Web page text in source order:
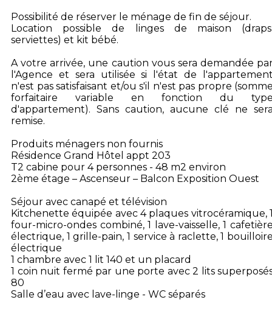
Possibilité de réserver le ménage de fin de séjour.
Location possible de linges de maison
serviettes) et kit bébé.
A votre arrivée, une caution vous sera demandée
l'Agence et sera utilisée si l'état de
n'est pas satisfaisant et/ou s'il n'est pas propre
forfaitaire variable en fonction du
d'appartement). Sans caution, aucune clé ne
remise.
Produits ménagers non fournis
Résidence Grand Hôtel appt 203
T2 cabine pour 4 personnes - 48 m2 environ
2ème étage – Ascenseur – Balcon Exposition Ouest
Séjour avec canapé et télévision
Kitchenette équipée avec 4 plaques vitrocéramique,
four-micro-ondes combiné, 1 lave-vaisselle, 1
électrique, 1 grille-pain, 1 service à raclette, 1
électrique
1 chambre avec 1 lit 140 et un placard
1 coin nuit fermé par une porte avec 2 lits
80
Salle d’eau avec lave-linge - WC séparés